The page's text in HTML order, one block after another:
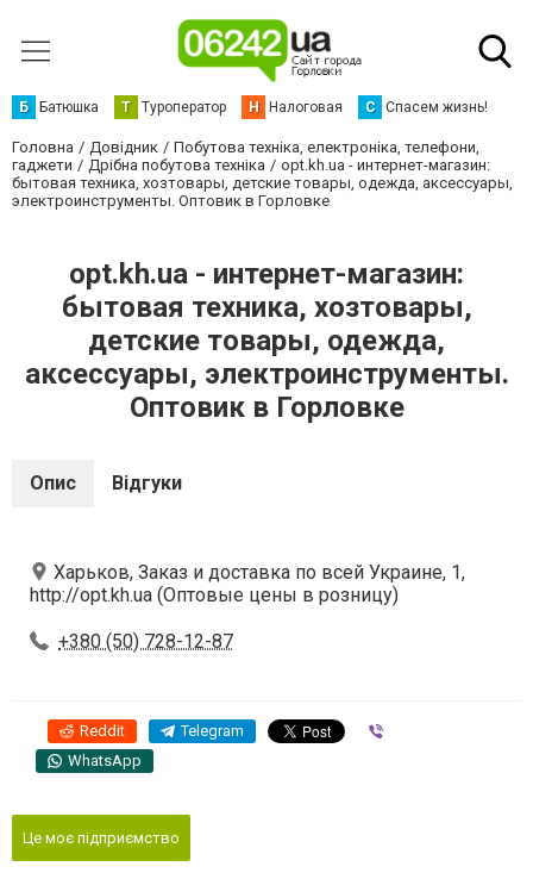
Б Батюшка Т Туроператор Н Налоговая С Спасем жизнь!
Головна Довідник
Побутова техніка, електроніка, телефони,
гаджети
Дрібна побутова техніка
opt.kh.ua - интернет-магазин:
бытовая техника, хозтовары, детские товары, одежда, аксессуары,
электроинструменты. Оптовик в Горловке
opt.kh.ua - интернет-магазин:
бытовая техника, хозтовары,
детские товары, одежда,
аксессуары, электроинструменты.
Оптовик в Горловке
Опис Відгуки
Харьков, Заказ и доставка по всей Украине, 1,
http://opt.kh.ua (Оптовые цены в розницу)
+380 (50) 728-12-87
Reddit Telegram
WhatsApp
Це моє підприємство